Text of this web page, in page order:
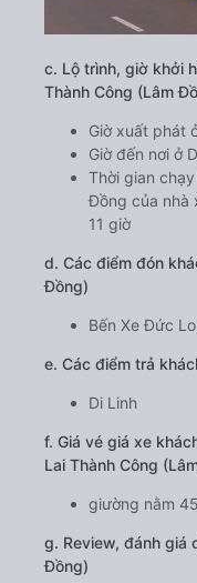
c. Lộ trình, giờ khởi
Thành Công (Lâm
Giờ xuất phát
Giờ đến nơi ở
Thời gian
Đồng của nhà
11 giờ
d. Các điểm đón
Đồng)
Bến Xe Đức
e. Các điểm trả
Di Linh
f. Giá vé giá xe
Lai Thành Công
giường nằm
g. Review, đánh giá
Đồng)